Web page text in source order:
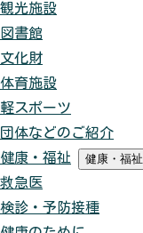
観光施設
図書館
文化財
体育施設
軽スポーツ
団体などのご紹介
健康・福祉
健康・福祉
救急医
検診・予防接種